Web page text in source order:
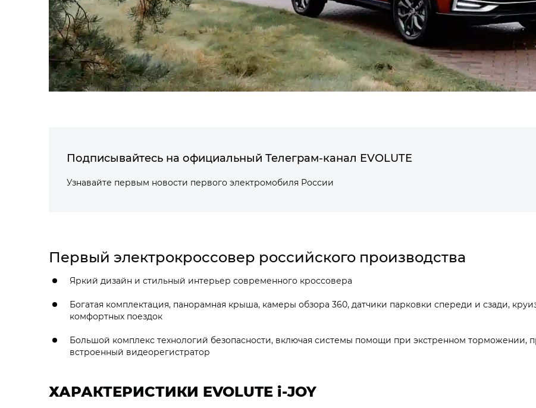
Подписывайтесь на официальный Телеграм-канал EVOLUTE
Узнавайте первым новости первого электромобиля России
Первый электрокроссовер российского производства
Яркий дизайн и стильный интерьер современного кроссовера
Богатая комплектация, панорамная крыша, камеры обзора 360, датчики парковки спереди и сзади,
комфортных поездок
Большой комплекс технологий безопасности, включая системы помощи при экстренном торможении,
встроенный видеорегистратор
ХАРАКТЕРИСТИКИ EVOLUTE i‑JOY